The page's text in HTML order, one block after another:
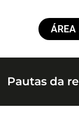
ÁREA
Pautas da